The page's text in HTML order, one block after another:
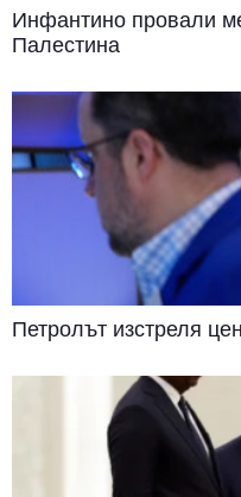
Инфантино провали
Палестина
Петролът изстреля